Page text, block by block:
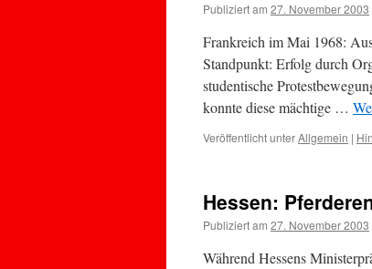
Publiziert am 27. November 2003
Frankreich im Mai 1968:
Standpunkt: Erfolg durch
studentische
konnte diese mächtige …
Veröffentlicht unterAllgemein |
Hessen:
Publiziert am 27. November 2003
Während Hessens